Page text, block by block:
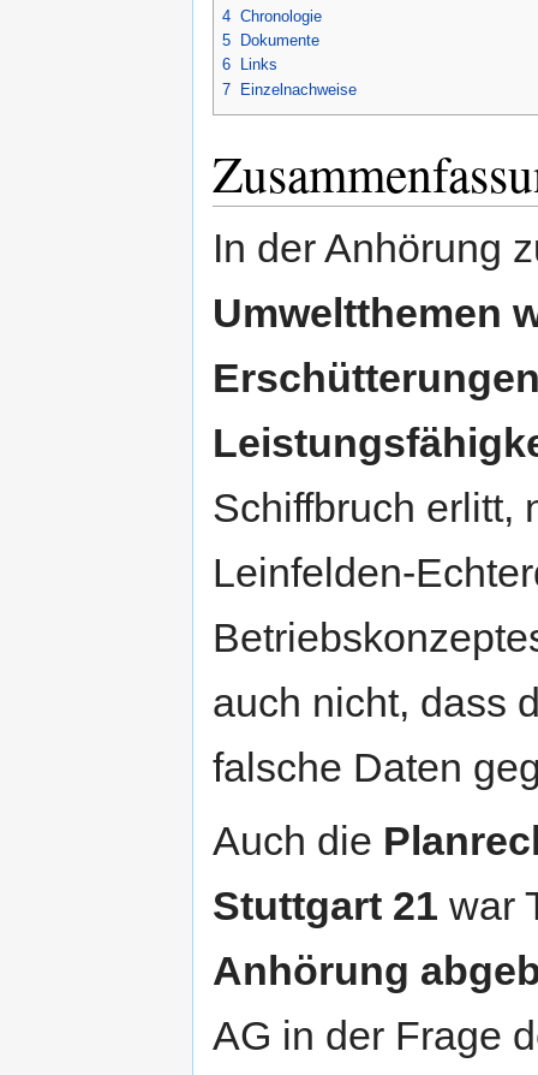
4 Chronologie
5
Dokumente
6
Links
7
Einzelnachweise
In der Anhörung
Umweltthemen
Schiffbruch erlitt,
Leinfelden-
auch nicht, dass
falsche Daten
Auch die
Stuttgart 21 war
Anhörung
AG in der Frage